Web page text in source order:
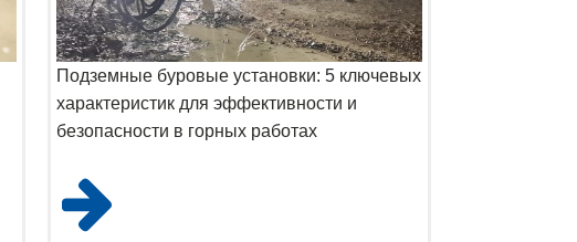
Подземные буровые установки: 5 ключевых
характеристик для эффективности и
безопасности в горных работах